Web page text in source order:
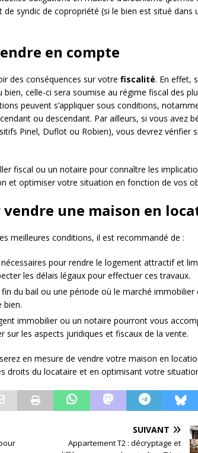
syndic de copropriété (si le bien est situé dans
en compte
des conséquences sur votre fiscalité. En effet,
celle-ci sera soumise au régime fiscal des
peuvent s’appliquer sous conditions,
ou descendant. Par ailleurs, si vous avez
Pinel, Duflot ou Robien), vous devrez vérifier
fiscal ou un notaire pour connaître les
et optimiser votre situation en fonction de vos
une maison en
meilleures conditions, il est recommandé de :
pour rendre le logement attractif et
les délais légaux pour effectuer ces travaux.
du bail ou une période où le marché immobilier
bien.
immobilier ou un notaire pourront vous
sur les aspects juridiques et fiscaux de la vente.
en mesure de vendre votre maison en
droits du locataire et en optimisant votre
SUIVANT
Appartement T2 : décryptage et